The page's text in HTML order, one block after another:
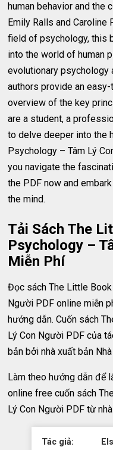
human behavior and the
Emily Ralls and
field of psychology, this
into the world of human
evolutionary psychology
authors provide an
overview of the key
are a student, a
to delve deeper into the
Psychology – Tâm Lý
you navigate the
the PDF now and
the mind.
Tải Sách The
Psychology –
Miễn Phí
Đọc sách The Little
Người PDF online miễn
hướng dẫn. Cuốn sách
Lý Con Người PDF của
bản bởi nhà xuất bản
Làm theo hướng dẫn để
online free cuốn sách
Lý Con Người PDF từ
Tác giả: